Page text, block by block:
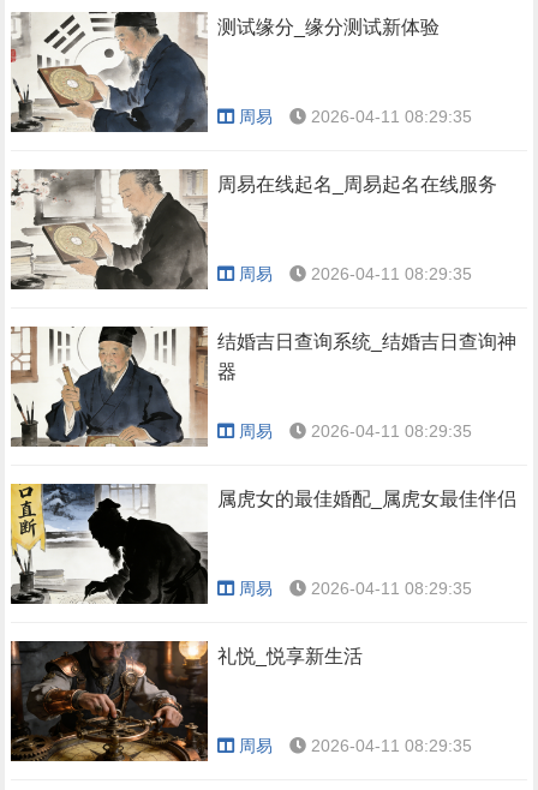
测试缘分_缘分测试新体验
周易 2026-04-11 08:29:35
周易在线起名_周易起名在线服务
周易 2026-04-11 08:29:35
结婚吉日查询系统_结婚吉日查询神
器
周易 2026-04-11 08:29:35
属虎女的最佳婚配_属虎女最佳伴侣
周易 2026-04-11 08:29:35
礼悦_悦享新生活
周易 2026-04-11 08:29:35